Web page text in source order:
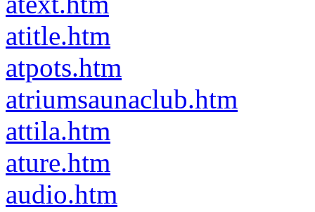
atitle.htm
atpots.htm
atriumsaunaclub.htm
attila.htm
ature.htm
audio.htm